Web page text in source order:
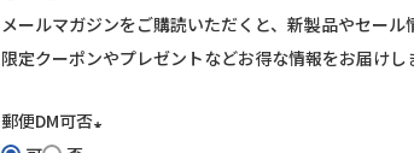
須)
メールマガジンをご購読いただくと、新製品やセー
限定クーポンやプレゼントなどお得な情報をお届けし
郵便DM可否